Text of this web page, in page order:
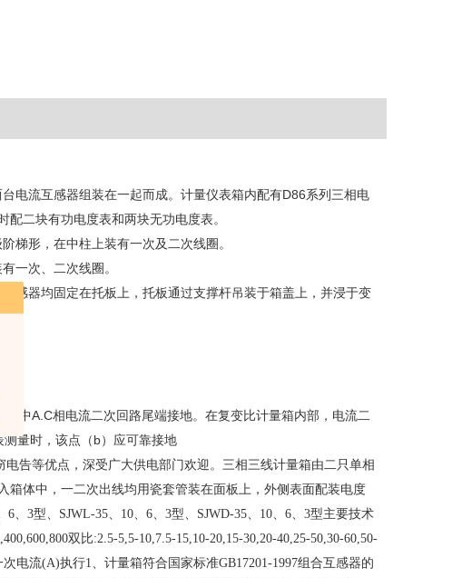
电流互感器组装在一起而成。计量仪表箱内配有D86系列三相电
二块有功电度表和两块无功电度表。
梯形，在中柱上装有一次及二次线圈。
一次、二次线圈。
感器均固定在托板上，托板通过支撑杆吊装于箱盖上，并浸于变
。
中A.C相电流二次回路尾端接地。在复变比计量箱内部，电流二
量时，该点（b）应可靠接地
告等优点，深受广大供电部门欢迎。三相三线计量箱由二只单相
体中，一二次出线均用瓷套管装在面板上，外侧表面配装电度
3型、SJWL-35、10、6、3型、SJWD-35、10、6、3型主要技术
双比:2.5-5,5-10,7.5-15,10-20,15-30,20-40,25-50,30-60,50-
电流(A)执行1、计量箱符合国家标准GB17201-1997组合互感器的